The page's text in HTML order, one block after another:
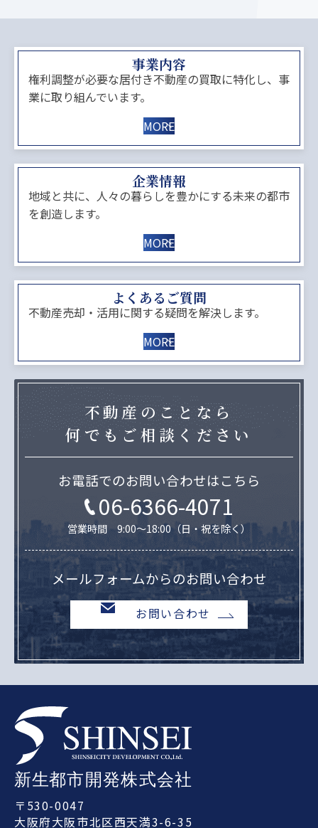
事業内容
権利調整が必要な居付き不動産の買取に特化し、事
業に取り組んでいます。
MORE
企業情報
地域と共に、人々の暮らしを豊かにする未来の都市
を創造します。
MORE
よくあるご質問
不動産売却・活用に関する疑問を解決します。
MORE
不動産のことなら
何でもご相談ください
お電話でのお問い合わせはこちら
06-6366-4071
営業時間 9:00～18:00（日・祝を除く）
メールフォームからのお問い合わせ
お問い合わせ
〒530-0047
大阪府大阪市北区西天満3-6-35